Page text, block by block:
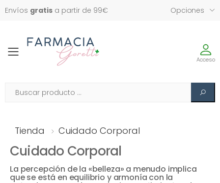
Envíos gratis a partir de 99€ Opciones
Toggle Acceso
Tienda Cuidado Corporal
Cuidado Corporal
La percepción de la «belleza» a menudo implica
que se está en equilibrio y armonía con la